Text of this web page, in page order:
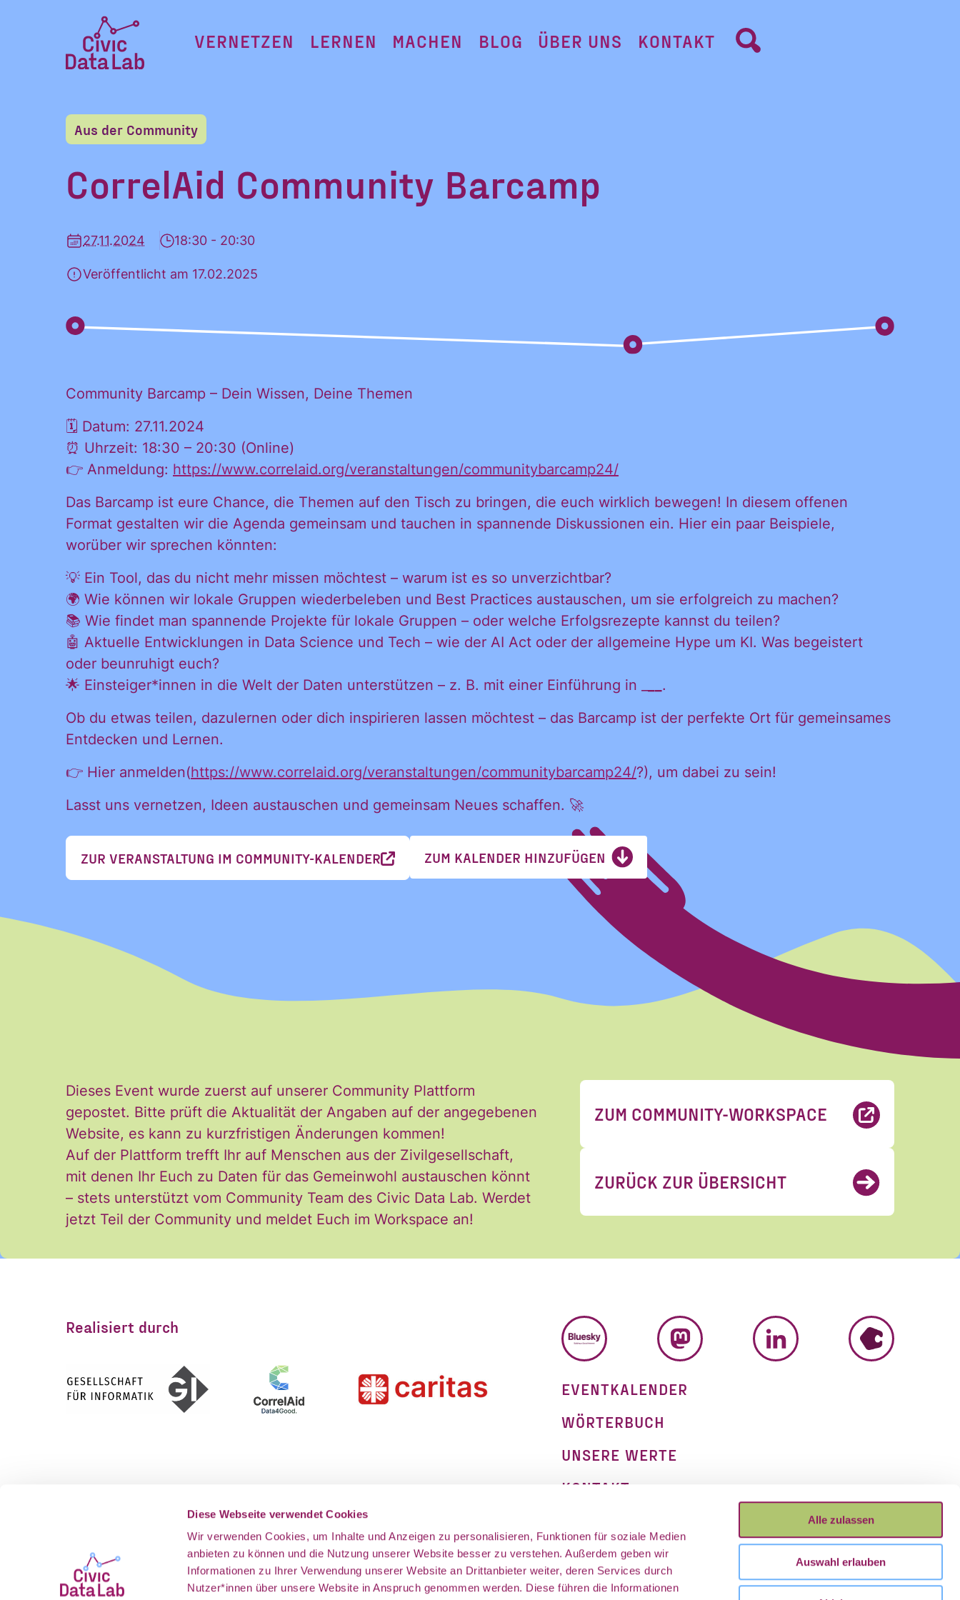
Diese Webseite verwendet Cookies
Wir verwenden Cookies, um Inhalte und Anzeigen zu personalisieren, Funktionen für soziale Medien
anbieten zu können und die Nutzung unserer Website besser zu verstehen. Außerdem geben wir
Informationen zu Ihrer Verwendung unserer Website an Drittanbieter weiter, deren Services durch
Nutzer*innen über unsere Website in Anspruch genommen werden. Diese führen die Informationen
Alle zulassen
Auswahl erlauben
Lab
Startseite
VERNETZEN LERNEN MACHEN BLOG ÜBER UNS KONTAKT
Aus der Community
CorrelAid Community Barcamp
27.11.2024 18:30 - 20:30
Veröffentlicht am 17.02.2025
Community Barcamp – Dein Wissen, Deine Themen
🗓 Datum: 27.11.2024
⏰ Uhrzeit: 18:30 – 20:30 (Online)
👉 Anmeldung: https://www.correlaid.org/veranstaltungen/communitybarcamp24/
Das Barcamp ist eure Chance, die Themen auf den Tisch zu bringen, die euch wirklich bewegen! In diesem offenen
Format gestalten wir die Agenda gemeinsam und tauchen in spannende Diskussionen ein. Hier ein paar Beispiele,
worüber wir sprechen könnten:
💡 Ein Tool, das du nicht mehr missen möchtest – warum ist es so unverzichtbar?
🌍 Wie können wir lokale Gruppen wiederbeleben und Best Practices austauschen, um sie erfolgreich zu machen?
📚 Wie findet man spannende Projekte für lokale Gruppen – oder welche Erfolgsrezepte kannst du teilen?
🤖 Aktuelle Entwicklungen in Data Science und Tech – wie der AI Act oder der allgemeine Hype um KI. Was begeistert
oder beunruhigt euch?
🌟 Einsteiger*innen in die Welt der Daten unterstützen – z. B. mit einer Einführung in _
.
Ob du etwas teilen, dazulernen oder dich inspirieren lassen möchtest – das Barcamp ist der perfekte Ort für gemeinsames
Entdecken und Lernen.
👉 Hier anmelden(https://www.correlaid.org/veranstaltungen/communitybarcamp24/?), um dabei zu sein!
Lasst uns vernetzen, Ideen austauschen und gemeinsam Neues schaffen. 🚀
ZUR VERANSTALTUNG IM COMMUNITY-KALENDER ZUM KALENDER HINZUFÜGEN
Dieses Event wurde zuerst auf unserer Community Plattform
gepostet. Bitte prüft die Aktualität der Angaben auf der angegebenen
Website, es kann zu kurzfristigen Änderungen kommen!
Auf der Plattform trefft Ihr auf Menschen aus der Zivilgesellschaft,
mit denen Ihr Euch zu Daten für das Gemeinwohl austauschen könnt
– stets unterstützt vom Community Team des Civic Data Lab. Werdet
jetzt Teil der Community und meldet Euch im Workspace an!
ZUM COMMUNITY-WORKSPACE
ZURÜCK ZUR ÜBERSICHT
Realisiert durch BLUESKY MASTODON LINKEDIN HUMHUB
EVENTKALENDER
WÖRTERBUCH
UNSERE WERTE
KONTAKT
DATENSCHUTZ
Ja, ich möchte
alle
Informationen
und
Ankündigungen
des CDL direkt
persönliches
Postfach:
Ja, ich möchte alle
Informationen und
Ankündigungen des CDL
direkt in mein persönliches
Postfach:
Vorname Nachname
E-Mail
Einwilligung
*
Ja, ich möchte den Newsletter des Civic Data Lab per E-Mail erhalten. Diese
Einwilligung kann ich jederzeit widerrufen. Ich habe die Hinweise zum Widerruf
und der Verarbeitung der Daten in denDatenschutzvereinbarungengelesen und
stimme diesen zu. *
ANMELDEN